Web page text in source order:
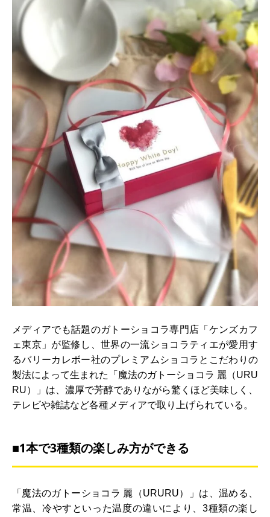
メディアでも話題のガトーショコラ専門店「ケンズカフ
ェ東京」が監修し、世界の一流ショコラティエが愛用す
るバリーカレボー社のプレミアムショコラとこだわりの
製法によって生まれた「魔法のガトーショコラ 麗（URU
RU）」は、濃厚で芳醇でありながら驚くほど美味しく、
テレビや雑誌など各種メディアで取り上げられている。
■1本で3種類の楽しみ方ができる
「魔法のガトーショコラ 麗（URURU）」は、温める、
常温、冷やすといった温度の違いにより、3種類の楽し